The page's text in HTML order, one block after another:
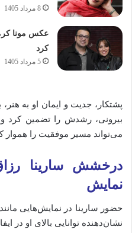
8 مرداد 1405
عکس مونا
کرد
5 مرداد 1405
پشتکار، جدیت و ایمان او به
بیرونی، رشدش را تضمین کرد
می‌تواند مسیر موفقیت را هموار
درخشش سارینا
نمایش
حضور سارینا در نمایش‌هایی
نشان‌دهنده توانایی بالای او در